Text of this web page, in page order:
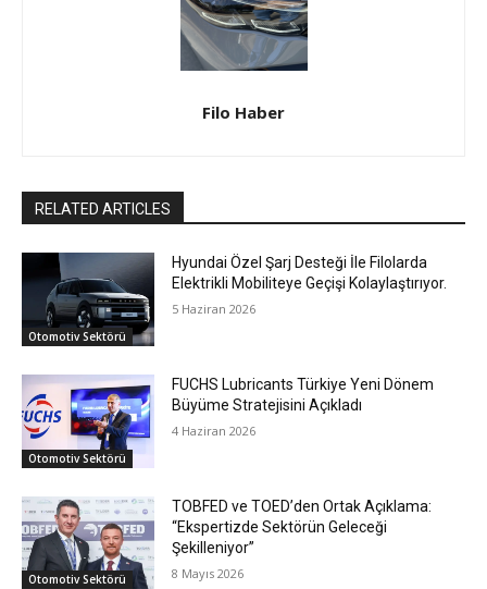
Filo Haber
RELATED ARTICLES
Otomotiv Sektörü
Hyundai Özel Şarj Desteği İle Filolarda
Elektrikli Mobiliteye Geçişi Kolaylaştırıyor.
5 Haziran 2026
Otomotiv Sektörü
FUCHS Lubricants Türkiye Yeni Dönem
Büyüme Stratejisini Açıkladı
4 Haziran 2026
Otomotiv Sektörü
TOBFED ve TOED’den Ortak Açıklama:
“Ekspertizde Sektörün Geleceği
Şekilleniyor”
8 Mayıs 2026